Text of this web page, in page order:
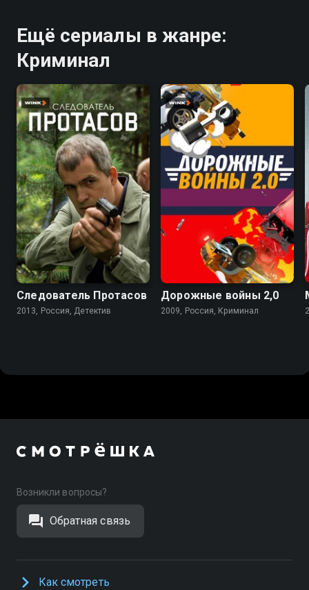
Ещё сериалы в жанре:
Криминал
7.5
Следователь Протасов
2013, Россия, Детектив
Дорожные войны 2,0
2009, Россия, Криминал
Возникли вопросы?
Обратная связь
Как смотреть